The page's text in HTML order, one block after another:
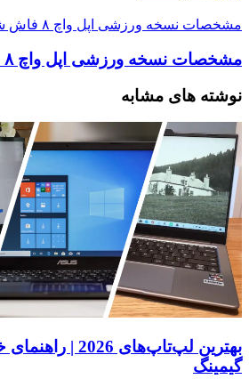
مشخصات نسخه ورزشی اپل واچ ۸ فاش شد
مشخصات نسخه ورزشی اپل واچ ۸ فاش شد
نوشته های مشابه
بهترین لپ‌تاپ‌های
گیمینگ